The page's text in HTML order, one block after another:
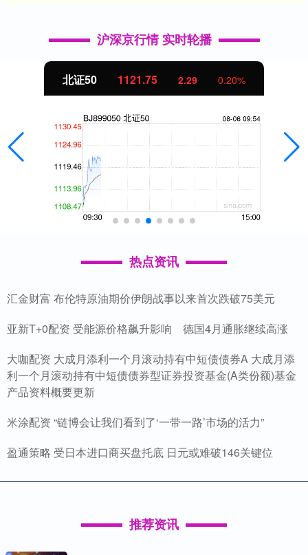
沪深京行情 实时轮播
北证50 1121.75 2.29 0.20%
热点资讯
汇金财富 布伦特原油期价伊朗战事以来首次跌破75美元
亚新T+0配资 受能源价格飙升影响 德国4月通胀继续高涨
大咖配资 大成月添利一个月滚动持有中短债债券A 大成月添
利一个月滚动持有中短债债券型证券投资基金(A类份额)基金
产品资料概要更新
米涂配资 “链博会让我们看到了‘一带一路’市场的活力”
盈通策略 受日本进口商买盘托底 日元或难破146关键位
推荐资讯